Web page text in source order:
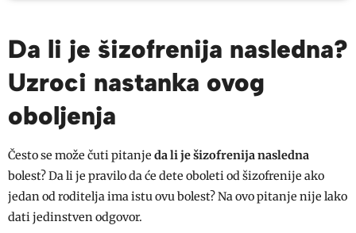
Da li je šizofrenija nasledna?
Uzroci nastanka ovog
oboljenja
Često se može čuti pitanje da li je šizofrenija nasledna
bolest? Da li je pravilo da će dete oboleti od šizofrenije ako
jedan od roditelja ima istu ovu bolest? Na ovo pitanje nije lako
dati jedinstven odgovor.